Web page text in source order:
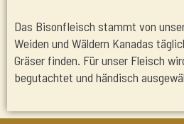
Das Bisonfleisch stammt von
Weiden und Wäldern Kanadas
Gräser finden. Für unser Fleisch
begutachtet und händisch